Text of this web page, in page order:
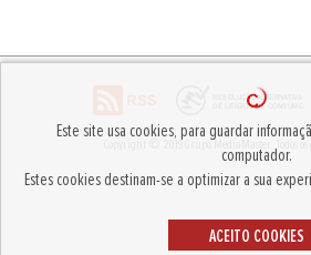
Copyright © 2019 Grupo MediaMaster Todos
Este site usa cookies, para guardar
computador.
Estes cookies destinam-se a optimizar a sua
ACEITO COOKIES